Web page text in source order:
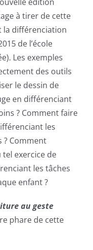
à tirer de cette
la différenciation
de l’école
Les exemples
des outils
le dessin de
en différenciant
? Comment faire
les
? Comment
exercice de
les tâches
enfant ?
au geste
phare de cette